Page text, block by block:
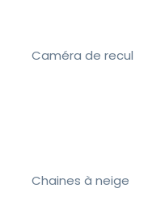
Caméra de recul
Chaines à neige